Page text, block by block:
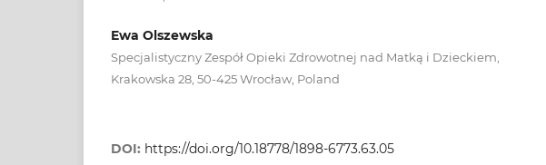
Ewa Olszewska
Specjalistyczny Zespół Opieki Zdrowotnej nad Matką i Dzieckiem,
Krakowska 28, 50-425 Wrocław, Poland
DOI: https://doi.org/10.18778/1898-6773.63.05